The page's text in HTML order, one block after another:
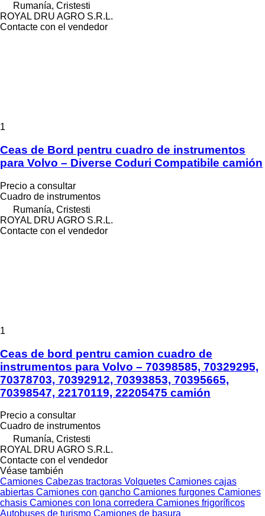
Rumanía, Cristesti
ROYAL DRU AGRO S.R.L.
Contacte con el vendedor
1
Ceas de Bord pentru cuadro de instrumentos
para Volvo – Diverse Coduri Compatibile camión
Precio a consultar
Cuadro de instrumentos
Rumanía, Cristesti
ROYAL DRU AGRO S.R.L.
Contacte con el vendedor
1
Ceas de bord pentru camion cuadro de
instrumentos para Volvo – 70398585, 70329295,
70378703, 70392912, 70393853, 70395665,
70398547, 22170119, 22205475 camión
Precio a consultar
Cuadro de instrumentos
Rumanía, Cristesti
ROYAL DRU AGRO S.R.L.
Contacte con el vendedor
Véase también
Camiones Cabezas tractoras Volquetes Camiones cajas
abiertas Camiones con gancho Camiones furgones Camiones
chasis Camiones con lona corredera Camiones frigoríficos
Autobuses de turismo Camiones de basura